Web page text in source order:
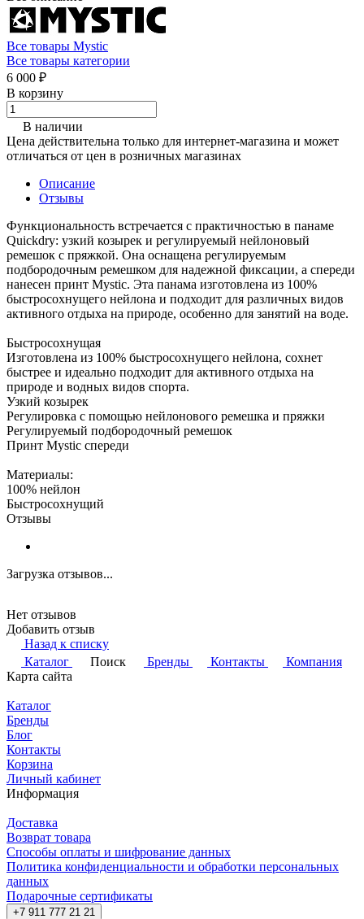
Все товары Mystic
Все товары категории
6 000 ₽
В корзину
В наличии
Цена действительна только для интернет-магазина и может
отличаться от цен в розничных магазинах
Описание
Отзывы
Функциональность встречается с практичностью в панаме
Quickdry: узкий козырек и регулируемый нейлоновый
ремешок с пряжкой. Она оснащена регулируемым
подбородочным ремешком для надежной фиксации, а спереди
нанесен принт Mystic. Эта панама изготовлена из 100%
быстросохнущего нейлона и подходит для различных видов
активного отдыха на природе, особенно для занятий на воде.
Быстросохнущая
Изготовлена из 100% быстросохнущего нейлона, сохнет
быстрее и идеально подходит для активного отдыха на
природе и водных видов спорта.
Узкий козырек
Регулировка с помощью нейлонового ремешка и пряжки
Регулируемый подбородочный ремешок
Принт Mystic спереди
Материалы:
100% нейлон
Быстросохнущий
Отзывы
Загрузка отзывов...
Нет отзывов
Добавить отзыв
Назад к списку
Каталог
Поиск Бренды Контакты
Компания
Карта сайта
Каталог
Бренды
Блог
Контакты
Корзина
Личный кабинет
Информация
Доставка
Возврат товара
Способы оплаты и шифрование данных
Политика конфиденциальности и обработки персональных
данных
Подарочные сертификаты
+7 911 777 21 21